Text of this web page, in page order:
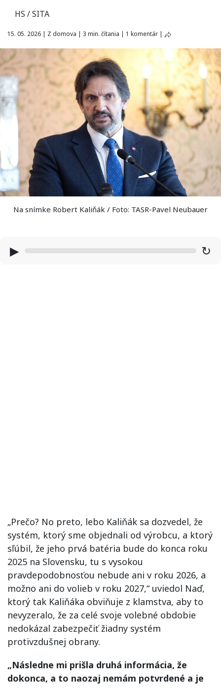
HS / SITA
15. 05. 2026 | Z domova | 3 min. čítania | 1 komentár |
Na snímke Robert Kaliňák / Foto: TASR-Pavel Neubauer
▶ ↻
„Prečo? No preto, lebo Kaliňák sa dozvedel, že
systém, ktorý sme objednali od výrobcu, a ktorý
sľúbil, že jeho prvá batéria bude do konca roku
2025 na Slovensku, tu s vysokou
pravdepodobnosťou nebude ani v roku 2026, a
možno ani do volieb v roku 2027,“ uviedol Naď,
ktorý tak Kaliňáka obviňuje z klamstva, aby to
nevyzeralo, že za celé svoje volebné obdobie
nedokázal zabezpečiť žiadny systém
protivzdušnej obrany.
„Následne mi prišla druhá informácia, že
dokonca, a to naozaj nemám potvrdené a je